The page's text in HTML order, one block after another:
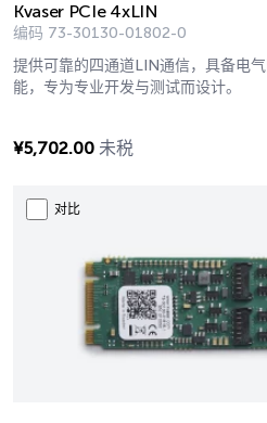
Kvaser PCIe 4xLIN
编码 73-30130-01802-0
提供可靠的四通道LIN通信，具备电
能，专为专业开发与测试而设计。
¥5,702.00 未税
对比